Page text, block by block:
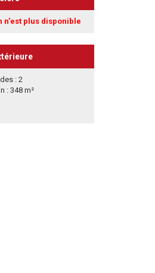
n'est plus disponible
: 2
: 348 m²